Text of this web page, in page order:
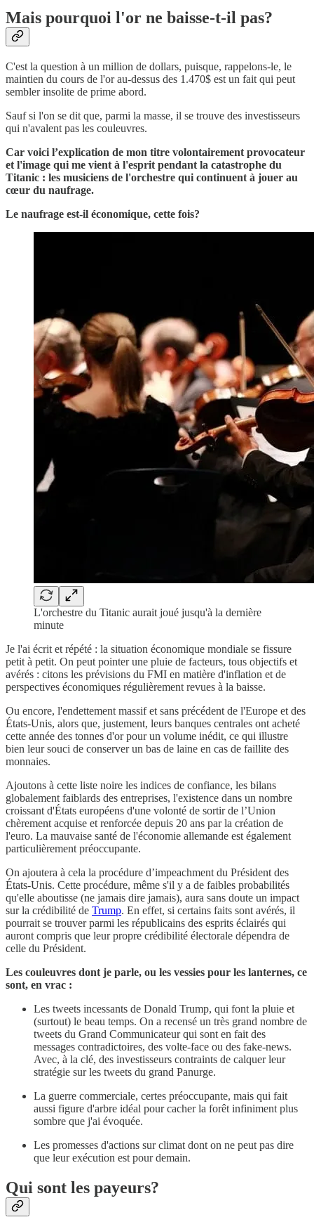
Mais pourquoi l'or ne baisse-t-il pas?
C'est la question à un million de dollars, puisque, rappelons-le, le
maintien du cours de l'or au-dessus des 1.470$ est un fait qui peut
sembler insolite de prime abord.
Sauf si l'on se dit que, parmi la masse, il se trouve des investisseurs
qui n'avalent pas les couleuvres.
Car voici l’explication de mon titre volontairement provocateur
et l'image qui me vient à l'esprit pendant la catastrophe du
Titanic : les musiciens de l'orchestre qui continuent à jouer au
cœur du naufrage.
Le naufrage est-il économique, cette fois?
L'orchestre du Titanic aurait joué jusqu'à la dernière
minute
Je l'ai écrit et répété : la situation économique mondiale se fissure
petit à petit. On peut pointer une pluie de facteurs, tous objectifs et
avérés : citons les prévisions du FMI en matière d'inflation et de
perspectives économiques régulièrement revues à la baisse.
Ou encore, l'endettement massif et sans précédent de l'Europe et des
États-Unis, alors que, justement, leurs banques centrales ont acheté
cette année des tonnes d'or pour un volume inédit, ce qui illustre
bien leur souci de conserver un bas de laine en cas de faillite des
monnaies.
Ajoutons à cette liste noire les indices de confiance, les bilans
globalement faiblards des entreprises, l'existence dans un nombre
croissant d'États européens d'une volonté de sortir de l’Union
chèrement acquise et renforcée depuis 20 ans par la création de
l'euro. La mauvaise santé de l'économie allemande est également
particulièrement préoccupante.
On ajoutera à cela la procédure d’impeachment du Président des
États-Unis. Cette procédure, même s'il y a de faibles probabilités
qu'elle aboutisse (ne jamais dire jamais), aura sans doute un impact
sur la crédibilité de Trump. En effet, si certains faits sont avérés, il
pourrait se trouver parmi les républicains des esprits éclairés qui
auront compris que leur propre crédibilité électorale dépendra de
celle du Président.
Les couleuvres dont je parle, ou les vessies pour les lanternes, ce
sont, en vrac :
Les tweets incessants de Donald Trump, qui font la pluie et
(surtout) le beau temps. On a recensé un très grand nombre de
tweets du Grand Communicateur qui sont en fait des
messages contradictoires, des volte-face ou des fake-news.
Avec, à la clé, des investisseurs contraints de calquer leur
stratégie sur les tweets du grand Panurge.
La guerre commerciale, certes préoccupante, mais qui fait
aussi figure d'arbre idéal pour cacher la forêt infiniment plus
sombre que j'ai évoquée.
Les promesses d'actions sur climat dont on ne peut pas dire
que leur exécution est pour demain.
Qui sont les payeurs?